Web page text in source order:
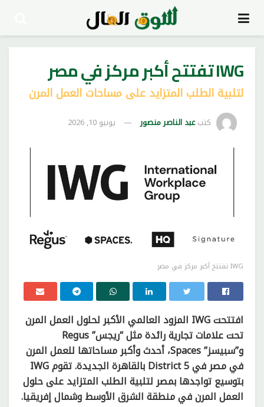
IWG تفتتح أكبر مركز في مصر
لتلبية الطلب المتزايد على مساحات العمل المرن
كتبعبد الناصر منصور يونيو 10, 2026
IWG تفتتح أكبر مركز في مصر
افتتحت IWG المزود العالمي الأكبر لحلول العمل المرن
تحت علامات تجارية رائدة مثل “ريجس” Regus
و”سبيسز” Spaces، أحدث وأكبر مساحاتها للعمل المرن
في مصر في District 5 بالقاهرة الجديدة. تقوم IWG
بتوسيع تواجدها بمصر لتلبية الطلب المتزايد على حلول
العمل المرن في منطقة الشرق الأوسط وشمال إفريقيا.